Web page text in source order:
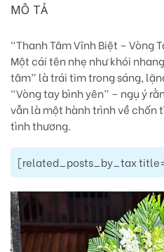
MÔ TẢ
“Thanh Tâm Vĩnh Biệt – Vòng
Một cái tên nhẹ như khói
tâm” là trái tim trong sáng,
“Vòng tay bình yên” – ngụ ý
vẫn là một hành trình về chốn
tình thương.
[related_posts_by_tax